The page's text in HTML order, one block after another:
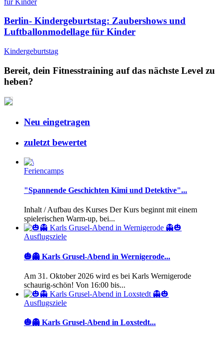
Berlin- Kindergeburtstag: Zaubershows und
Luftballonmodellage für Kinder
Kindergeburtstag
Bereit, dein Fitnesstraining auf das nächste Level zu
heben?
Neu eingetragen
zuletzt bewertet
Feriencamps
"Spannende Geschichten Kimi und Detektive"...
Inhalt / Aufbau des Kurses Der Kurs beginnt mit einem
spielerischen Warm-up, bei...
Ausflugsziele
🎃👻 Karls Grusel-Abend in Wernigerode...
Am 31. Oktober 2026 wird es bei Karls Wernigerode
schaurig-schön! Von 16:00 bis...
Ausflugsziele
🎃👻 Karls Grusel-Abend in Loxstedt...